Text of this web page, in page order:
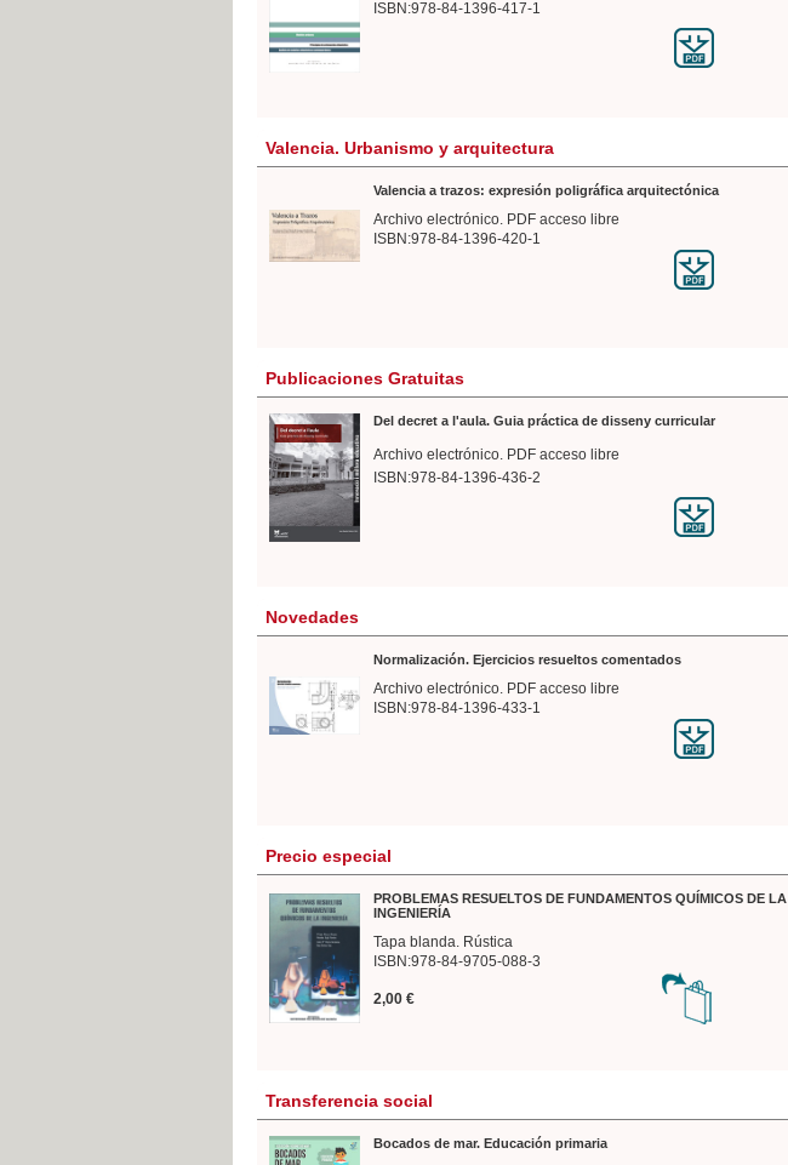
ISBN:978-84-1396-417-1
Valencia. Urbanismo y arquitectura
Valencia a trazos: expresión poligráfica arquitectónica
Archivo electrónico. PDF acceso libre
ISBN:978-84-1396-420-1
Publicaciones Gratuitas
Del decret a l'aula. Guia práctica de disseny curricular
Archivo electrónico. PDF acceso libre
ISBN:978-84-1396-436-2
Novedades
Normalización. Ejercicios resueltos comentados
Archivo electrónico. PDF acceso libre
ISBN:978-84-1396-433-1
Precio especial
PROBLEMAS RESUELTOS DE FUNDAMENTOS QUÍMICOS DE LA
INGENIERÍA
Tapa blanda. Rústica
ISBN:978-84-9705-088-3
2,00 €
Transferencia social
Bocados de mar. Educación primaria